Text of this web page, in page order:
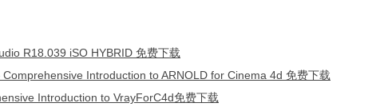
R18.039 iSO HYBRID 免费下载
Introduction to ARNOLD for Cinema 4d 免费下载
Introduction to VrayForC4d免费下载